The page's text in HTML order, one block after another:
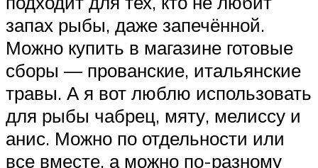
запах рыбы, даже запечённой.
Можно купить в магазине готовые
сборы — прованские, итальянские
травы. А я вот люблю использовать
для рыбы чабрец, мяту, мелиссу и
анис. Можно по отдельности или
все вместе, а можно по-разному